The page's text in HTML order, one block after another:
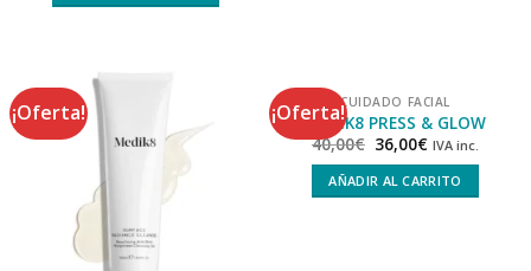
¡Oferta! ¡Oferta!CUIDADO FACIAL
MEDIK8 PRESS & GLOW
40,00€ 36,00€ IVA inc.
AÑADIR AL CARRITO